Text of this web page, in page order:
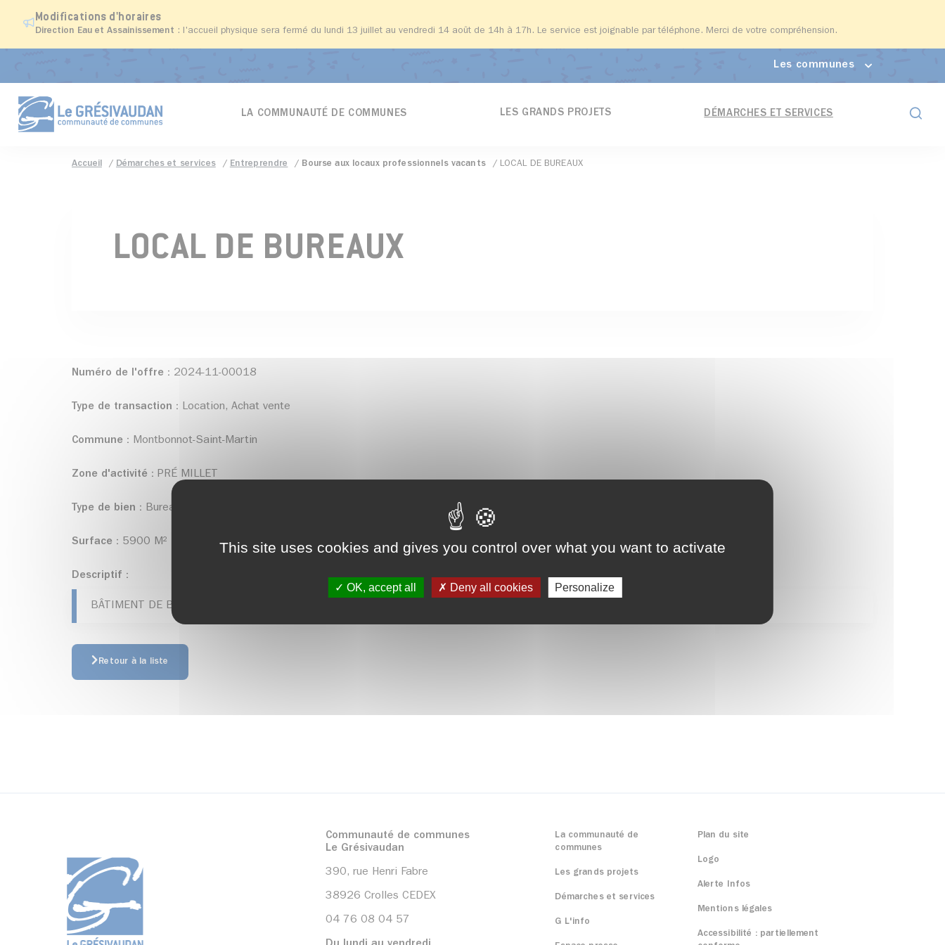
This site uses cookies and gives you control over what you want to activate
OK, accept all Deny all cookies Personalize
Modifications d'horaires
Direction Eau et Assainissement : l'accueil physique sera fermé du lundi 13 juillet au vendredi 14 août de 14h à 17h. Le service est joignable par téléphone. Merci de votre compréhension.
Les communes
LA COMMUNAUTÉ DE COMMUNES LES GRANDS PROJETS DÉMARCHES ET SERVICES
Accueil Démarches et services Entreprendre Bourse aux locaux professionnels vacants LOCAL DE BUREAUX
LOCAL DE BUREAUX
Numéro de l'offre : 2024-11-00018
Type de transaction : Location, Achat vente
Commune : Montbonnot-Saint-Martin
Zone d'activité : PRÉ MILLET
Type de bien : Bureaux
Surface : 5900 M²
Descriptif :
BÂTIMENT DE BUREAUX
Retour à la liste
Communauté de communes
Le Grésivaudan
390, rue Henri Fabre
38926 Crolles CEDEX
04 76 08 04 57
La communauté de
communes
Les grands projets
Démarches et services
G L'info
Plan du site
Logo
Alerte Infos
Mentions légales
Accessibilité : partiellement